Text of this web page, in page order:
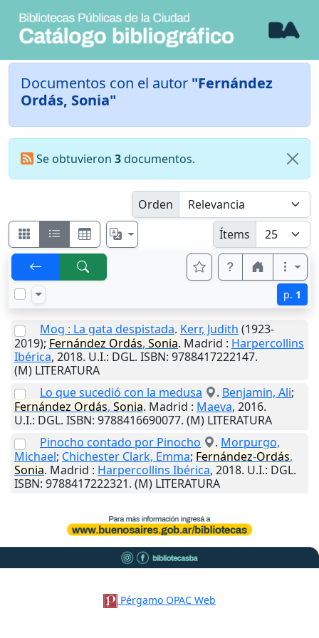
Documentos con el autor "Fernández
Ordás, Sonia"
Se obtuvieron 3documentos.
Orden
Ítems
p. 1
Mog : La gata despistada. Kerr, Judith (1923-
2019); Fernández Ordás, Sonia. Madrid : Harpercollins
Ibérica, 2018. U.I.: DGL. ISBN: 9788417222147.
(M) LITERATURA
Lo que sucedió con la medusa
. Benjamin, Ali;
Fernández Ordás, Sonia. Madrid : Maeva, 2016.
U.I.: DGL. ISBN: 9788416690077. (M) LITERATURA
Pinocho contado por Pinocho
. Morpurgo,
Michael; Chichester Clark, Emma; Fernández-Ordás,
Sonia. Madrid : Harpercollins Ibérica, 2018. U.I.: DGL.
ISBN: 9788417222321. (M) LITERATURA
Pérgamo OPAC Web